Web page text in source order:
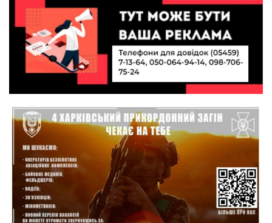
11:19
21 лип
На щиті повертається додому:
Краснопільська громада втратила 27-річного
Захисника Сергія Балабаєнка
19 лип
10:49
19 лип
Інтелектуальні злети та творчі перемоги:
історія успіху випускниці Вікторії Кондратенко
10:40
19 лип
Вірний присязі до останнього подиху:
підтримайте петицію про присвоєння звання
«Герой України» (посмертно) прикордоннику
Олександру Бойку